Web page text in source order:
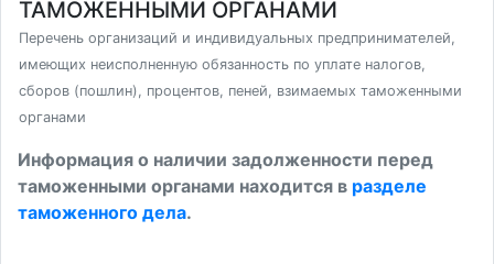
ТАМОЖЕННЫМИ ОРГАНАМИ
Перечень организаций и индивидуальных предпринимателей,
имеющих неисполненную обязанность по уплате налогов,
сборов (пошлин), процентов, пеней, взимаемых таможенными
органами
Информация о наличии задолженности перед
таможенными органами находится в разделе
таможенного дела.